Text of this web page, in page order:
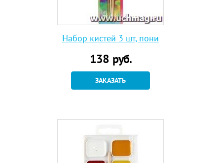
Набор кистей 3 шт, пони
138руб.
ЗАКАЗАТЬ